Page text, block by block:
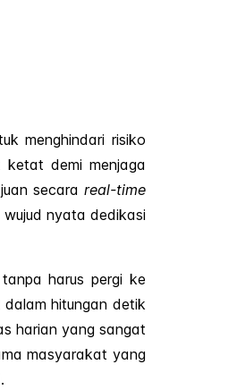
menghindari risiko
ketat demi menjaga
secara real-time
wujud nyata dedikasi
harus pergi ke
hitungan detik
harian yang sangat
masyarakat yang